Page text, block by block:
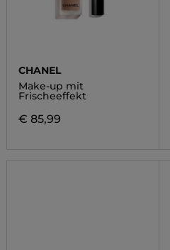
CHANEL
Make-up mit
Frischeeffekt
€ 85,99